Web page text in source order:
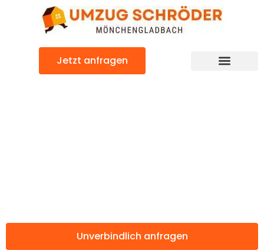
Jetzt anfragen
Unverbindlich anfragen